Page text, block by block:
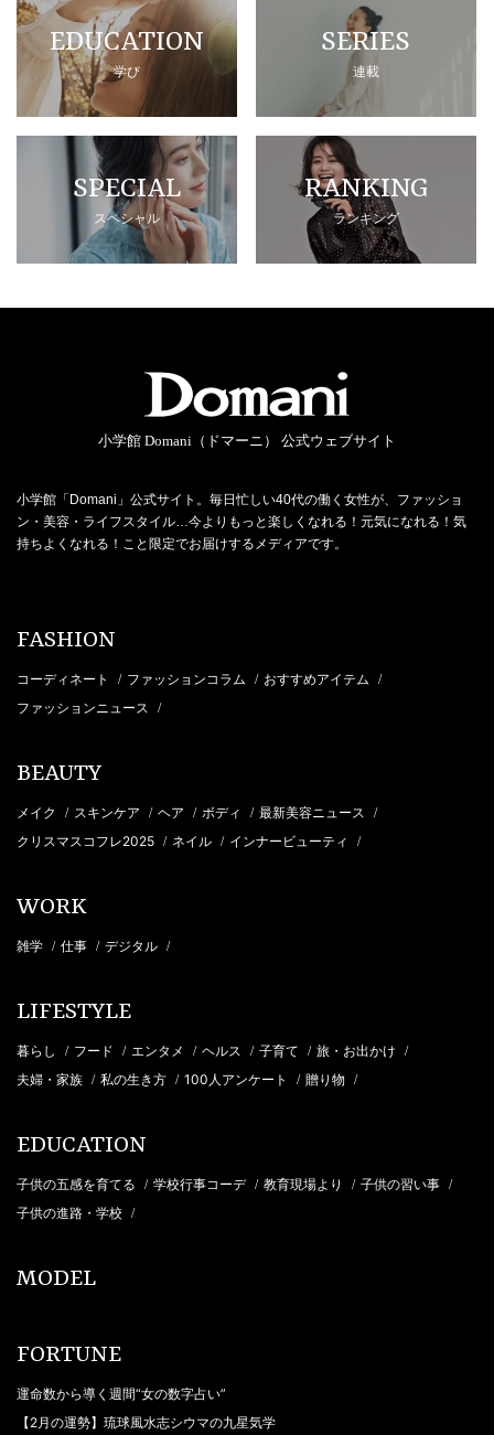
EDUCATION
学び
SERIES
連載
SPECIAL
スペシャル
RANKING
ランキング
小学館 Domani（ドマーニ） 公式ウェブサイト
小学館「Domani」公式サイト。毎日忙しい40代の働く女性が、ファッショ
ン・美容・ライフスタイル…今よりもっと楽しくなれる！元気になれる！気
持ちよくなれる！こと限定でお届けするメディアです。
FASHION
コーディネート / ファッションコラム / おすすめアイテム /
ファッションニュース /
BEAUTY
メイク / スキンケア / ヘア / ボディ / 最新美容ニュース /
クリスマスコフレ2025 / ネイル / インナービューティ /
WORK
雑学 / 仕事 / デジタル /
LIFESTYLE
暮らし / フード / エンタメ / ヘルス / 子育て / 旅・お出かけ /
夫婦・家族 / 私の生き方 / 100人アンケート / 贈り物 /
EDUCATION
子供の五感を育てる / 学校行事コーデ / 教育現場より / 子供の習い事 /
子供の進路・学校 /
MODEL
FORTUNE
運命数から導く週間“女の数字占い”
【2月の運勢】琉球風水志シウマの九星気学